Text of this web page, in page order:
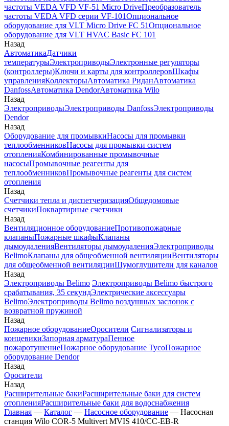
частоты VEDA VFD VF-51 Micro DriveПреобразователь
частоты VEDA VFD серии VF-101Опциональное
оборудование для VLT Micro Drive FC 51Опциональное
оборудование для VLT HVAC Basic FC 101
Назад
АвтоматикаДатчики
температурыЭлектроприводыЭлектронные регуляторы
(контроллеры)Ключи и карты для контроллеровШкафы
управленияКоллекторыАвтоматика РиданАвтоматика
DanfossАвтоматика DendorАвтоматика Wilo
Назад
ЭлектроприводыЭлектроприводы DanfossЭлектроприводы
Dendor
Назад
Оборудование для промывкиНасосы для промывки
теплообменниковНасосы для промывки систем
отопленияКомбинированные промывочные
насосыПромывочные реагенты для
теплообменниковПромывочные реагенты для систем
отопления
Назад
Счетчики тепла и диспетчеризацияОбщедомовые
счетчикиПоквартирные счетчики
Назад
Вентиляционное оборудованиеПротивопожарные
клапаныПожарные шкафыКлапаны
дымоудаленияВентиляторы дымоудаленияЭлектроприводы
BelimoКлапаны для общеобменной вентиляцииВентиляторы
для общеобменной вентиляцииШумоглушители для каналов
Назад
Электроприводы Belimo Электроприводы Belimo быстрого
срабатывания, 35 секундЭлектрические аксессуары
BelimoЭлектроприводы Belimo воздушных заслонок c
возвратной пружиной
Назад
Пожарное оборудованиеОросители Сигнализаторы и
концевикиЗапорная арматураПенное
пожаротушениеПожарное оборудование TycoПожарное
оборудование Dendor
Назад
Оросители
Назад
Расширительные бакиРасширительные баки для систем
отопленияРасширительные баки для водоснабжения
Главная — Каталог — Насосное оборудование — Насосная
станция Wilo COR-5 Multivert MVIS 410/CC-EB-R